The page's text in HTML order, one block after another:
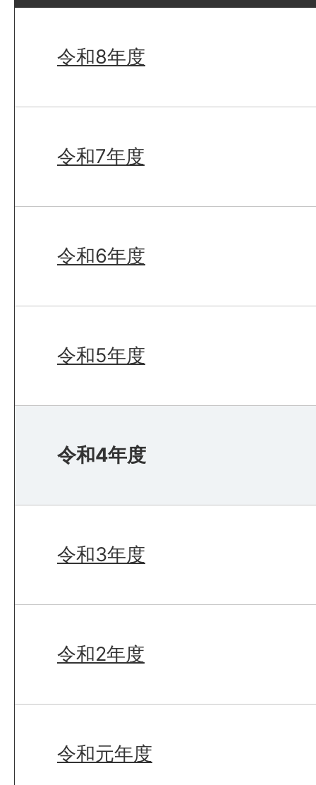
令和8年度
令和7年度
令和6年度
令和5年度
令和4年度
令和3年度
令和2年度
令和元年度